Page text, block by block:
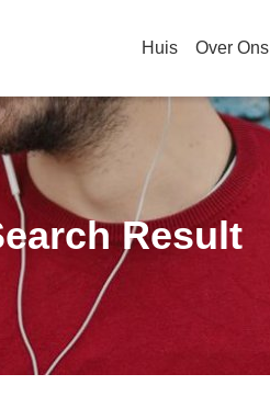
Huis Over Ons
Result